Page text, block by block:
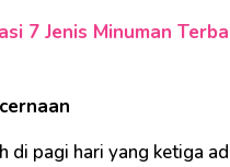
7 Jenis Minuman
di pagi hari yang ketiga